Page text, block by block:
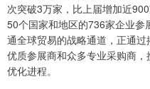
次突破3万家，比上届增加近
50个国家和地区的736家企业参
通全球贸易的战略通道，正通
优质参展商和众多专业采购商
优化进程。